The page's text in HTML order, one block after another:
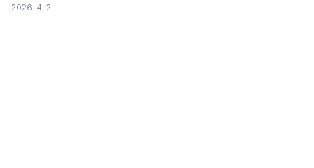
2026. 4. 2.